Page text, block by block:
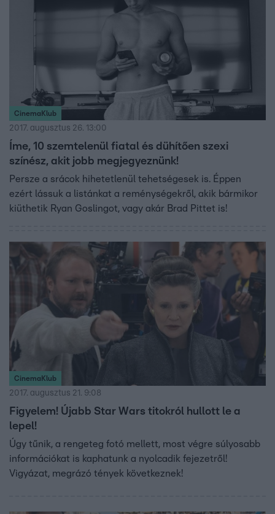
CinemaKlub
2017. augusztus 26. 13:00
Íme, 10 szemtelenül fiatal és dühítően szexi
színész, akit jobb megjegyeznünk!
Persze a srácok hihetetlenül tehetségesek is. Éppen
ezért lássuk a listánkat a reménységekről, akik bármikor
kiüthetik Ryan Goslingot, vagy akár Brad Pittet is!
CinemaKlub
2017. augusztus 21. 9:08
Figyelem! Újabb Star Wars titokról hullott le a
lepel!
Úgy tűnik, a rengeteg fotó mellett, most végre súlyosabb
információkat is kaphatunk a nyolcadik fejezetről!
Vigyázat, megrázó tények következnek!